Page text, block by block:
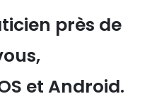
près de
et Android.